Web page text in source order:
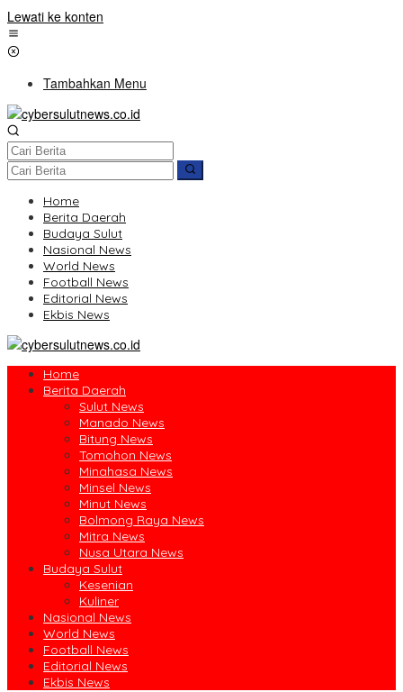
Lewati ke konten
Tambahkan Menu
Home
Berita Daerah
Budaya Sulut
Nasional News
World News
Football News
Editorial News
Ekbis News
Home
Berita Daerah
Sulut News
Manado News
Bitung News
Tomohon News
Minahasa News
Minsel News
Minut News
Bolmong Raya News
Mitra News
Nusa Utara News
Budaya Sulut
Kesenian
Kuliner
Nasional News
World News
Football News
Editorial News
Ekbis News